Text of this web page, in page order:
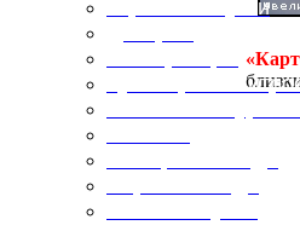
Горячие закуски
Кулинарные